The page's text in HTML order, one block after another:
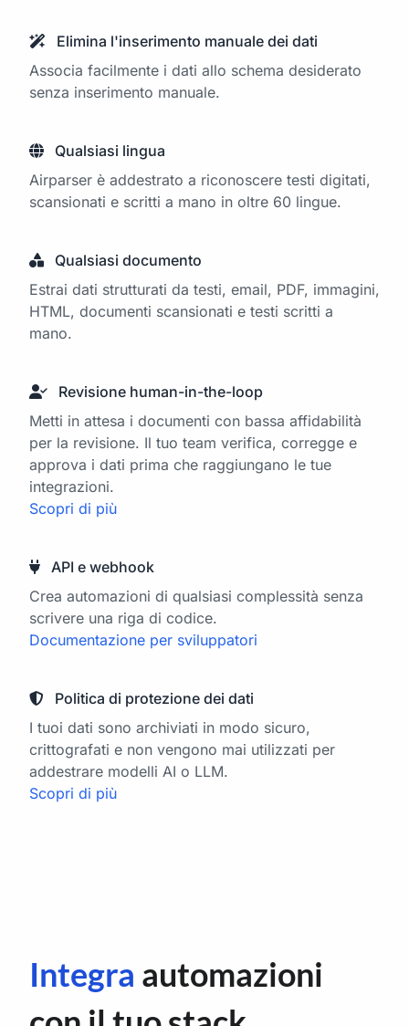
Elimina l'inserimento manuale dei dati
Associa facilmente i dati allo schema desiderato
senza inserimento manuale.
Qualsiasi lingua
Airparser è addestrato a riconoscere testi digitati,
scansionati e scritti a mano in oltre 60 lingue.
Qualsiasi documento
Estrai dati strutturati da testi, email, PDF, immagini,
HTML, documenti scansionati e testi scritti a
mano.
Revisione human-in-the-loop
Metti in attesa i documenti con bassa affidabilità
per la revisione. Il tuo team verifica, corregge e
approva i dati prima che raggiungano le tue
integrazioni.
Scopri di più
API e webhook
Crea automazioni di qualsiasi complessità senza
scrivere una riga di codice.
Documentazione per sviluppatori
Politica di protezione dei dati
I tuoi dati sono archiviati in modo sicuro,
crittografati e non vengono mai utilizzati per
addestrare modelli AI o LLM.
Scopri di più
Integra automazioni